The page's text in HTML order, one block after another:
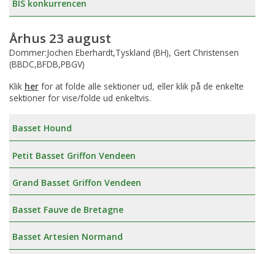
BIS konkurrencen
Århus 23 august
Dommer:Jochen Eberhardt,Tyskland (BH), Gert Christensen
(BBDC,BFDB,PBGV)
Klik her for at folde alle sektioner ud, eller klik på de enkelte
sektioner for vise/folde ud enkeltvis.
Basset Hound
Petit Basset Griffon Vendeen
Grand Basset Griffon Vendeen
Basset Fauve de Bretagne
Basset Artesien Normand